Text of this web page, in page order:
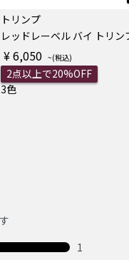
トリンプ
¥ 6,050
2点以上で20%OFF
3色